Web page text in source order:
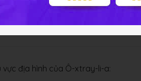
địa hình của Ô-xtray-li-a: